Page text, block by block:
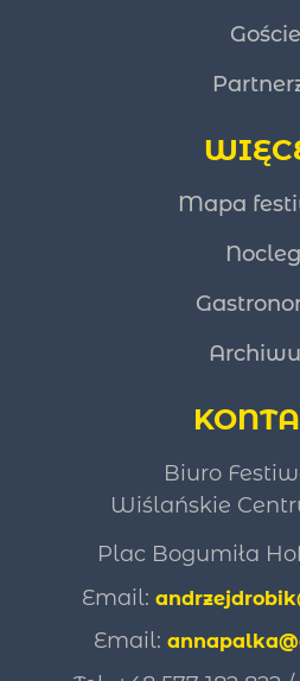
Goście
Mapa
Biuro
Wiślańskie
Plac Bogumiła
Email:
Email: